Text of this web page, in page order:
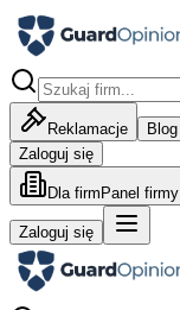
Reklamacje
Blog
Zaloguj się
Dla firm Panel firmy
Zaloguj się